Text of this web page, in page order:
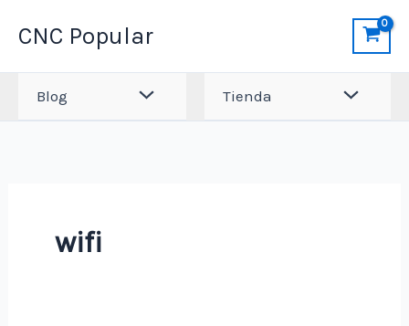
CNC Popular
Blog Tienda
wifi